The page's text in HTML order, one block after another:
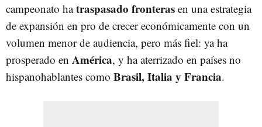
campeonato hatraspasado fronteras en una estrategia
de expansión en pro de crecer económicamente con un
volumen menor de audiencia, pero más fiel: ya ha
prosperado en América, y ha aterrizado en países no
hispanohablantes como Brasil, Italia y Francia.